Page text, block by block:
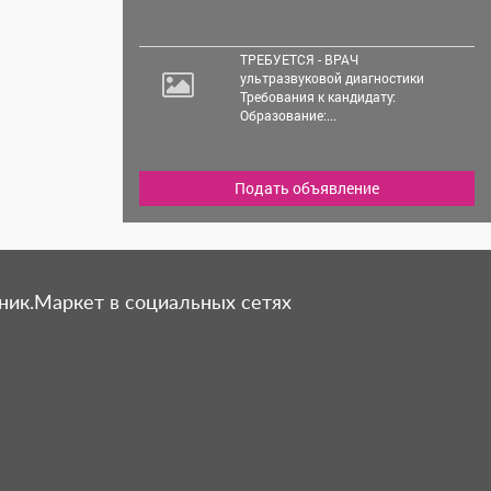
ТРЕБУЕТСЯ - ВРАЧ
ультразвуковой диагностики
Требования к кандидату:
Образование:...
Подать объявление
в социальных сетях